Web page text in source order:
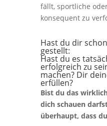
fällt, sportliche
konsequent zu
Hast du dir
gestellt:
Hast du es
erfolgreich zu
machen? Dir
erfüllen?
Bist du das
dich schauen
überhaupt, dass